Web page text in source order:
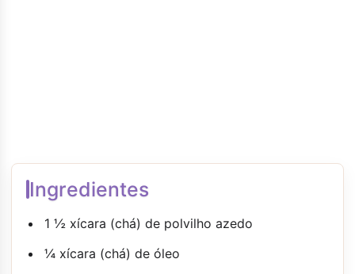
Ingredientes
1 ½ xícara (chá) de polvilho azedo
¼ xícara (chá) de óleo